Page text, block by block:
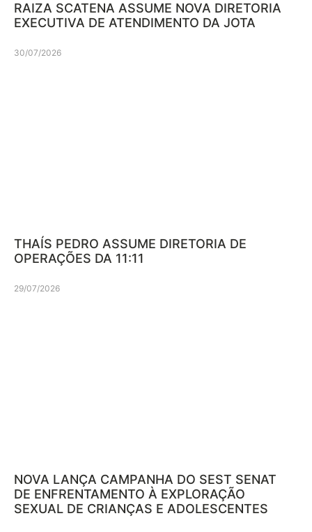
RAIZA SCATENA ASSUME NOVA DIRETORIA
EXECUTIVA DE ATENDIMENTO DA JOTA
30/07/2026
THAÍS PEDRO ASSUME DIRETORIA DE
OPERAÇÕES DA 11:11
29/07/2026
NOVA LANÇA CAMPANHA DO SEST SENAT
DE ENFRENTAMENTO À EXPLORAÇÃO
SEXUAL DE CRIANÇAS E ADOLESCENTES